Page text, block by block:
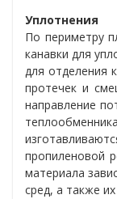
Уплотнения
По периметру
канавки для
для отделения
протечек и
направление
пропиленовой
материала
сред, а также